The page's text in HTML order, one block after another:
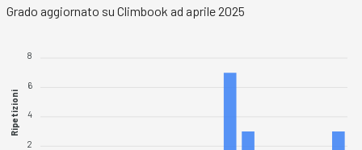
Grado aggiornato su Climbook ad aprile 2025
8
6
4
2
Ripetizioni